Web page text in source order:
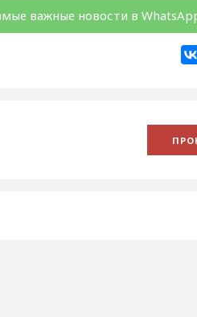
важные новости в